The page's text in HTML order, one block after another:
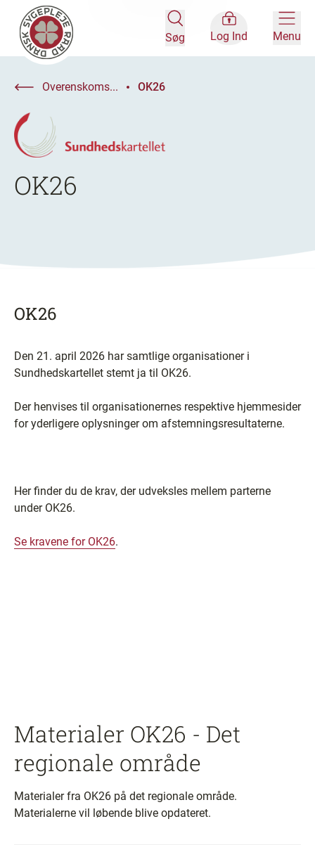
Søg Log Ind Menu
Overenskoms... OK26
OK26
OK26
Den 21. april 2026 har samtlige organisationer i
Sundhedskartellet stemt ja til OK26.
Der henvises til organisationernes respektive hjemmesider
for yderligere oplysninger om afstemningsresultaterne.
Her finder du de krav, der udveksles mellem parterne
under OK26.
Se kravene for OK26.
Materialer OK26 - Det
regionale område
Materialer fra OK26 på det regionale område.
Materialerne vil løbende blive opdateret.